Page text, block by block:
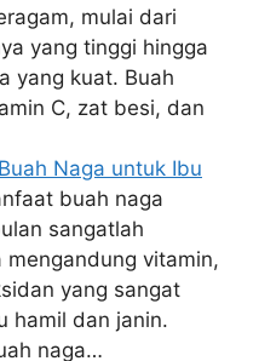
mulai dari
yang tinggi hingga
yang kuat. Buah
C, zat besi, dan
Naga untuk Ibu
buah naga
sangatlah
mengandung vitamin,
yang sangat
hamil dan janin.
naga…